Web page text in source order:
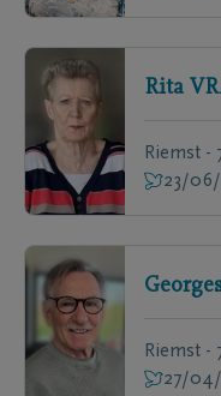
Rita
Riemst -
23/
Riemst -
27/